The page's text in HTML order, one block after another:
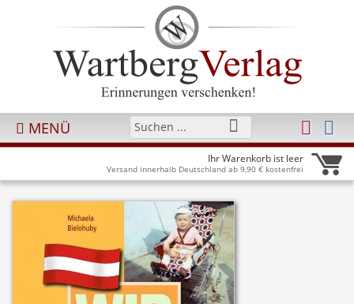
MENÜ
Ihr Warenkorb ist leer
Versand innerhalb Deutschland ab 9,90 € kostenfrei